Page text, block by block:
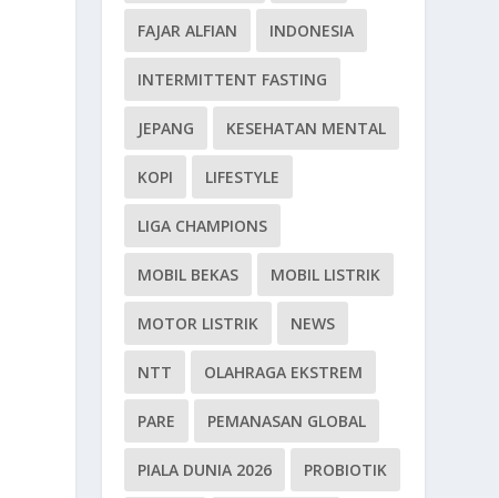
FAJAR ALFIAN INDONESIA
INTERMITTENT FASTING
JEPANG KESEHATAN MENTAL
KOPI LIFESTYLE
LIGA CHAMPIONS
MOBIL BEKAS MOBIL LISTRIK
MOTOR LISTRIK NEWS
NTT OLAHRAGA EKSTREM
PARE PEMANASAN GLOBAL
PIALA DUNIA 2026 PROBIOTIK